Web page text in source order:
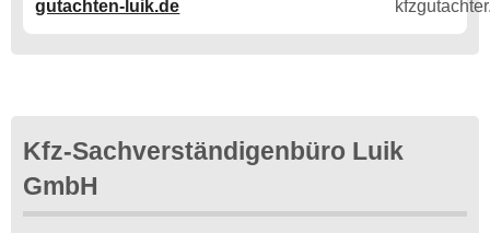
gutachten-luik.de
Kfz-Sachverständigenbüro Luik
GmbH